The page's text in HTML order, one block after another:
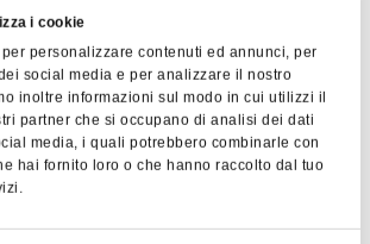
i cookie
personalizzare contenuti ed annunci, per
social media e per analizzare il nostro
inoltre informazioni sul modo in cui utilizzi il
partner che si occupano di analisi dei dati
media, i quali potrebbero combinarle con
hai fornito loro o che hanno raccolto dal tuo
e manutenzione in
di FerPress ad EXPO
2019